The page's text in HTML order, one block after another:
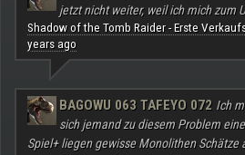
jetzt nicht weiter, weil ich mich zum
Shadow of the Tomb Raider - Erste
years ago
BAGOWU 063 TAFEYO 072 Ich
sich jemand zu diesem Problem
Spiel+ liegen gewisse Monolithen Schätze